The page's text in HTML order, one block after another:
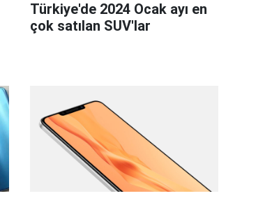
Türkiye'de 2024 Ocak ayı en
çok satılan SUV'lar